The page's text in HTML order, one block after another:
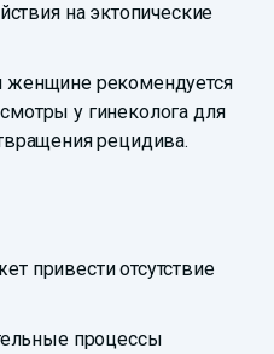
на эктопические
женщине рекомендуется
у гинеколога для
рецидива.
привести отсутствие
процессы